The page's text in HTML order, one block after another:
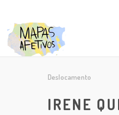
Deslocamento
IRENE